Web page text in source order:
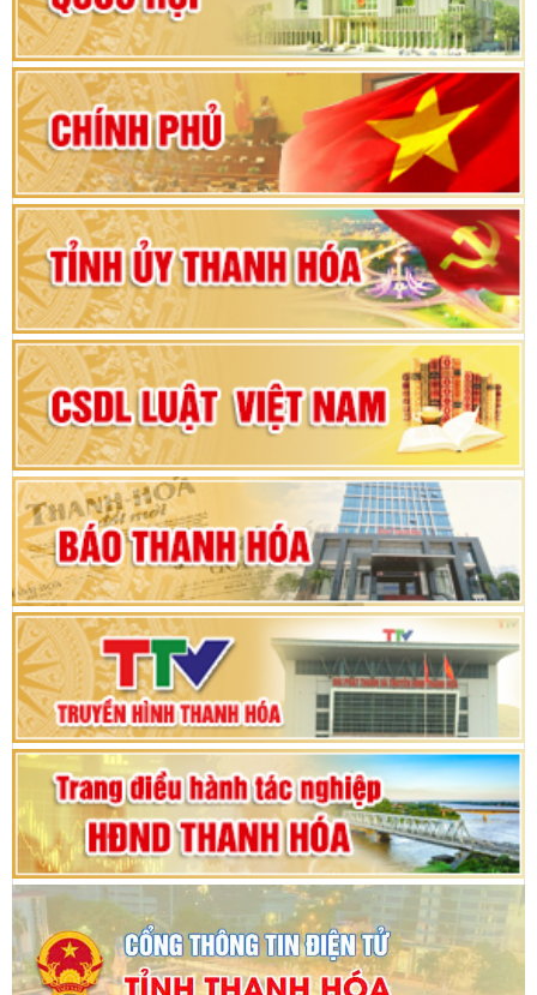
Hướng dẫn quy trình bỏ phiếu bầu cử ĐBQH
khoá XVI và đại biểu HĐND các cấp nhiệm kỳ
2026-2031
80 năm Quốc hội Việt Nam: vì lợi ích Nhân dân,
vì sự phát triển của đất nước
Bộ Chính trị duyệt nội dung Đại hội đại biểu
Đảng bộ tỉnh Thanh Hóa lần thứ XX, nhiệm kỳ
2025 - 2030
Đại hội đại biểu Đảng bộ xã Yên Thọ lần thứ I,
nhiệm kỳ 2025 – 2030
Đại hội Đảng bộ xã Yên Ninh lần thứ nhất,
nhiệm kỳ 2025 - 2030
Khai mạc Kỳ họp bất thường lần thứ 9, Quốc
hội khóa XV
Phiên thảo luận Kỳ họp thứ 24, HĐND tỉnh
Thanh Hóa khóa XVIII, nhiệm kỳ 2021 - 2026
Bế mạc Kỳ họp thứ hai bốn, Hội đồng nhân dân
tỉnh khoá XVIII